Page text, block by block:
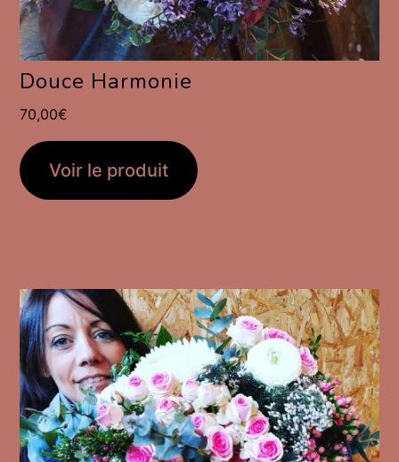
Douce Harmonie
70,00€
Voir le produit